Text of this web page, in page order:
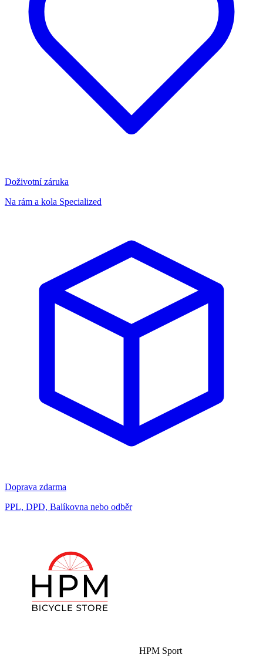
Doživotní záruka
Na rám a kola Specialized
Doprava zdarma
PPL, DPD, Balíkovna nebo odběr
HPM Sport